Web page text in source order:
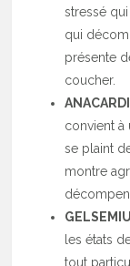
stressé qui
qui
présente
coucher.
convient à
se plaint
montre
les états
tout